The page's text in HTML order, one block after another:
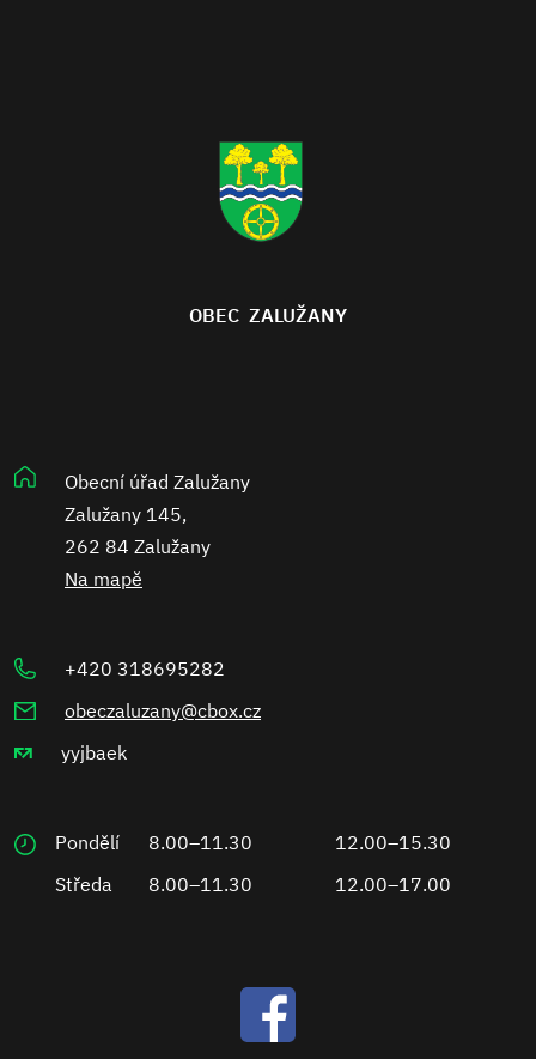
OBEC ZALUŽANY
Obecní úřad Zalužany
Zalužany 145,
262 84 Zalužany
Na mapě
+420 318695282
obeczaluzany@cbox.cz
yyjbaek
Pondělí 8.00–11.30
12.00–15.30
Středa
8.00–11.30 12.00–17.00